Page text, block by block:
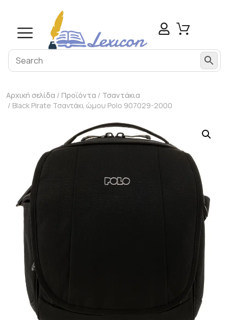
Αρχική σελίδα / Προϊόντα / Τσαντάκια
/ Black Pirate Τσαντάκι ώμου Polo 907029-2000